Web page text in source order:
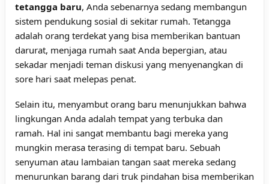
tetangga baru, Anda sebenarnya sedang membangun
sistem pendukung sosial di sekitar rumah. Tetangga
adalah orang terdekat yang bisa memberikan bantuan
darurat, menjaga rumah saat Anda bepergian, atau
sekadar menjadi teman diskusi yang menyenangkan di
sore hari saat melepas penat.
Selain itu, menyambut orang baru menunjukkan bahwa
lingkungan Anda adalah tempat yang terbuka dan
ramah. Hal ini sangat membantu bagi mereka yang
mungkin merasa terasing di tempat baru. Sebuah
senyuman atau lambaian tangan saat mereka sedang
menurunkan barang dari truk pindahan bisa memberikan